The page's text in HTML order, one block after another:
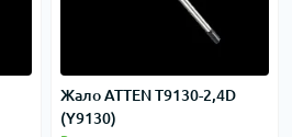
Жало ATTEN T9130-2,4D
(Y9130)